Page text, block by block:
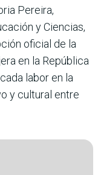
Pereira,
y Ciencias,
oficial de la
en la República
labor en la
y cultural entre